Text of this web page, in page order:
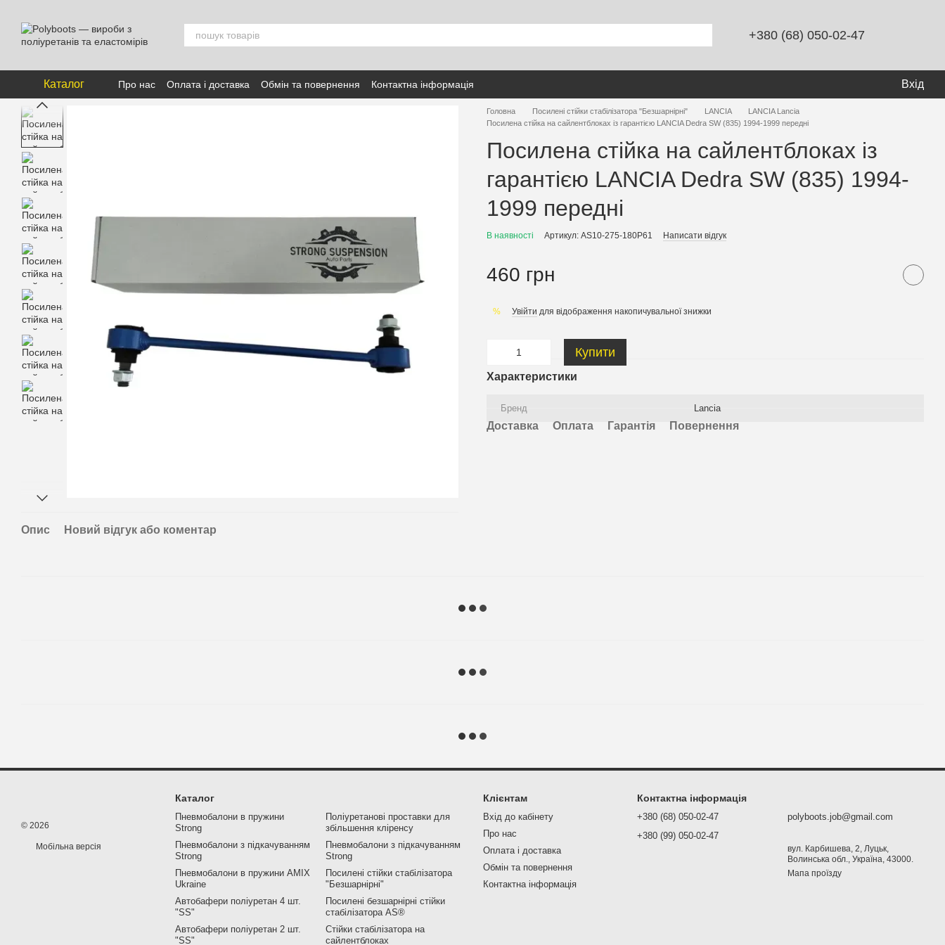
+380 (68) 050-02-47
Каталог Про нас Оплата і доставка Обмін та повернення Контактна інформація Вхід
Опис Новий відгук або коментар
Головна Посилені стійки стабілізатора "Безшарнірні" LANCIA
LANCIA Lancia
Посилена стійка на сайлентблоках із гарантією LANCIA Dedra SW (835) 1994-1999 передні
Посилена стійка на сайлентблоках із
гарантією LANCIA Dedra SW (835) 1994-
1999 передні
В наявності Артикул: AS10-275-180P61 Написати відгук
460 грн
% Увійти для відображення накопичувальної знижки
Купити
Характеристики
Бренд Lancia
Доставка Оплата Гарантія Повернення
© 2026
Мобільна версія
Каталог
Пневмобалони в пружини
Strong
Пневмобалони з підкачуванням
Strong
Пневмобалони в пружини AMIX
Ukraine
Автобафери поліуретан 4 шт.
"SS"
Автобафери поліуретан 2 шт.
"SS"
Поліуретанові проставки для
збільшення кліренсу
Пневмобалони з підкачуванням
Strong
Посилені стійки стабілізатора
"Безшарнірні"
Посилені безшарнірні стійки
стабілізатора AS®
Стійки стабілізатора на
сайлентблоках
Клієнтам
Вхід до кабінету
Про нас
Оплата і доставка
Обмін та повернення
Контактна інформація
Контактна інформація
+380 (68) 050-02-47
+380 (99) 050-02-47
polyboots.job@gmail.com
вул. Карбишева, 2, Луцьк,
Волинська обл., Україна, 43000.
Мапа проїзду